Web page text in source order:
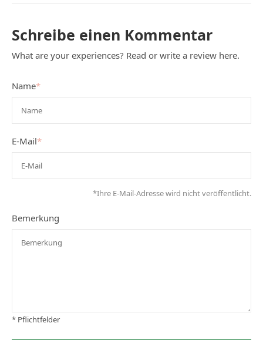
Schreibe einen Kommentar
What are your experiences? Read or write a review here.
Name*
E-Mail*
*Ihre E-Mail-Adresse wird nicht veröffentlicht.
Bemerkung
* Pflichtfelder